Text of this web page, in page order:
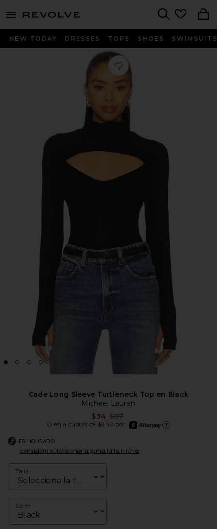
menu - shows more content
NEW TODAY DRESSES TOPS SHOES SWIMSUITS
Favorito Cade Long Sleeve
Cade Long Sleeve Turtleneck Top en Black
Michael Lauren
$34 Previous price:
$97
O en 4 cuotas de $8.50 por
afterpay
ES HOLGADO
considera seleccionar alguna talla inferior
Talla
Color